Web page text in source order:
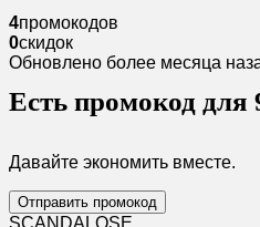
4промокодов
0скидок
Обновлено более месяца
Есть промокод для
Давайте экономить вместе.
Отправить промокод
SCANDAL OSE